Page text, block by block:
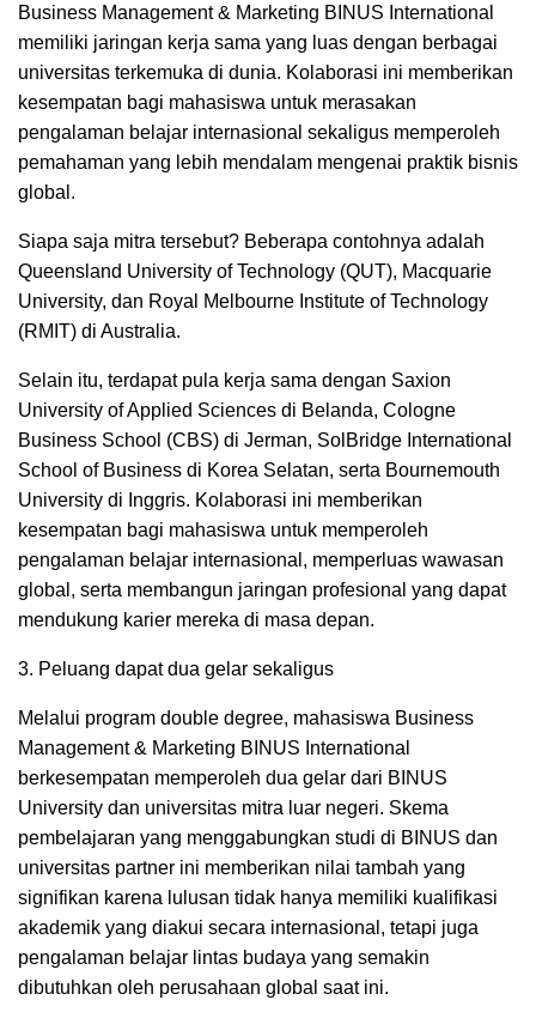
Business Management & Marketing BINUS International
memiliki jaringan kerja sama yang luas dengan berbagai
universitas terkemuka di dunia. Kolaborasi ini memberikan
kesempatan bagi mahasiswa untuk merasakan
pengalaman belajar internasional sekaligus memperoleh
pemahaman yang lebih mendalam mengenai praktik bisnis
global.
Siapa saja mitra tersebut? Beberapa contohnya adalah
Queensland University of Technology (QUT), Macquarie
University, dan Royal Melbourne Institute of Technology
(RMIT) di Australia.
Selain itu, terdapat pula kerja sama dengan Saxion
University of Applied Sciences di Belanda, Cologne
Business School (CBS) di Jerman, SolBridge International
School of Business di Korea Selatan, serta Bournemouth
University di Inggris. Kolaborasi ini memberikan
kesempatan bagi mahasiswa untuk memperoleh
pengalaman belajar internasional, memperluas wawasan
global, serta membangun jaringan profesional yang dapat
mendukung karier mereka di masa depan.
3. Peluang dapat dua gelar sekaligus
Melalui program double degree, mahasiswa Business
Management & Marketing BINUS International
berkesempatan memperoleh dua gelar dari BINUS
University dan universitas mitra luar negeri. Skema
pembelajaran yang menggabungkan studi di BINUS dan
universitas partner ini memberikan nilai tambah yang
signifikan karena lulusan tidak hanya memiliki kualifikasi
akademik yang diakui secara internasional, tetapi juga
pengalaman belajar lintas budaya yang semakin
dibutuhkan oleh perusahaan global saat ini.